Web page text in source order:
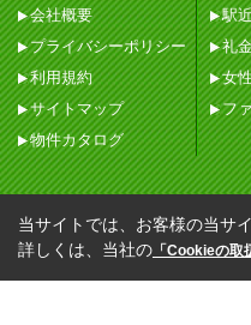
会社概要
プライバシーポリシー
利用規約
サイトマップ
物件カタログ
駅
礼
女
フ
当サイトでは、お客様の当サ
詳しくは、当社の 「Cookieの取